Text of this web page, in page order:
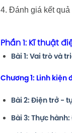
4. Đánh giá kết
Phần 1: Kĩ thuật
Bài 1: Vai trò và
Chương 1: Linh kiện
Bài 2: Điện trở -
Bài 3: Thực